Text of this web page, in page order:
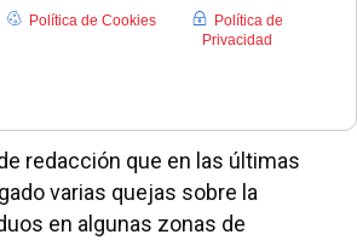
redacción que en las últimas
varias quejas sobre la
en algunas zonas de